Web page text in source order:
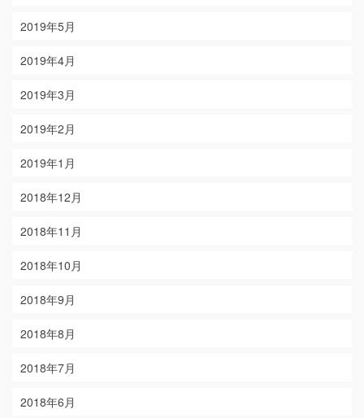
2019年5月
2019年4月
2019年3月
2019年2月
2019年1月
2018年12月
2018年11月
2018年10月
2018年9月
2018年8月
2018年7月
2018年6月